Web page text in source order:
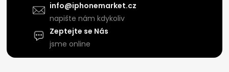
info@iphonemarket.cz
napište nám kdykoliv
Zeptejte se Nás
jsme online